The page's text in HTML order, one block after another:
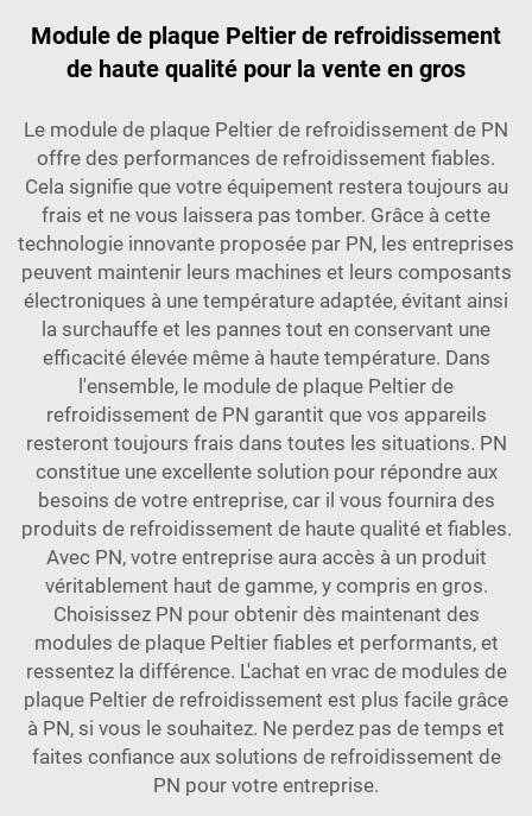
Module de plaque Peltier de refroidissement
de haute qualité pour la vente en gros
Le module de plaque Peltier de refroidissement de PN
offre des performances de refroidissement fiables.
Cela signifie que votre équipement restera toujours au
frais et ne vous laissera pas tomber. Grâce à cette
technologie innovante proposée par PN, les entreprises
peuvent maintenir leurs machines et leurs composants
électroniques à une température adaptée, évitant ainsi
la surchauffe et les pannes tout en conservant une
efficacité élevée même à haute température. Dans
l'ensemble, le module de plaque Peltier de
refroidissement de PN garantit que vos appareils
resteront toujours frais dans toutes les situations. PN
constitue une excellente solution pour répondre aux
besoins de votre entreprise, car il vous fournira des
produits de refroidissement de haute qualité et fiables.
Avec PN, votre entreprise aura accès à un produit
véritablement haut de gamme, y compris en gros.
Choisissez PN pour obtenir dès maintenant des
modules de plaque Peltier fiables et performants, et
ressentez la différence. L'achat en vrac de modules de
plaque Peltier de refroidissement est plus facile grâce
à PN, si vous le souhaitez. Ne perdez pas de temps et
faites confiance aux solutions de refroidissement de
PN pour votre entreprise.